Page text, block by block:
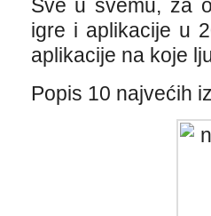
Sve u svemu, za
igre i aplikacije u
aplikacije na koje
Popis 10 najvećih